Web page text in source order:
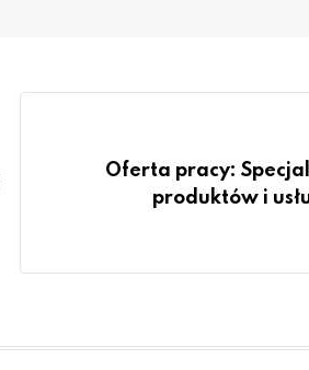
Oferta pracy:
produktów i